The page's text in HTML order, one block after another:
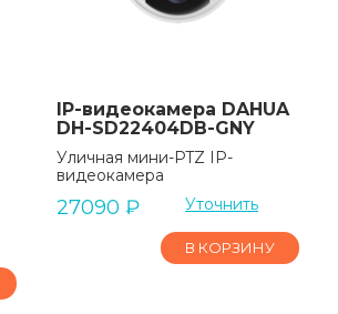
IP-видеокамера DAHUA
DH-SD22404DB-GNY
Уличная мини-PTZ IP-
видеокамера
27090 ₽ Уточнить
В КОРЗИНУ